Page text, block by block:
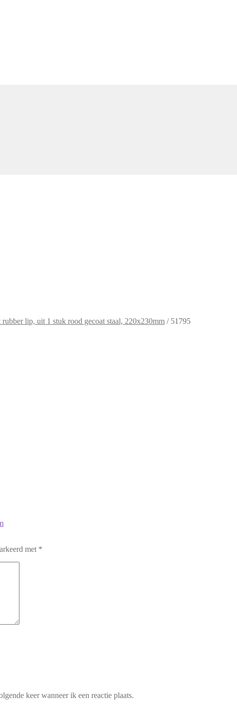
rubber lip, uit 1 stuk rood gecoat staal, 220x230mm / 51795
met *
keer wanneer ik een reactie plaats.